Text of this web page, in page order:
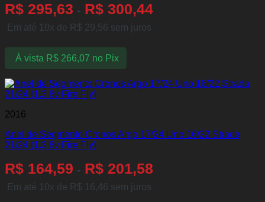
R$ 295,63 - R$ 300,44
Em até 10x de R$ 29,56 sem juros
À vista R$266,07 no Pix
2016
Anel de Segmento Cronos Argo 17/24 Uno 16/22 Strada
21/24 (1.3 8v Fire Fly)
R$ 164,59 - R$ 201,58
Em até 10x de R$ 16,46 sem juros